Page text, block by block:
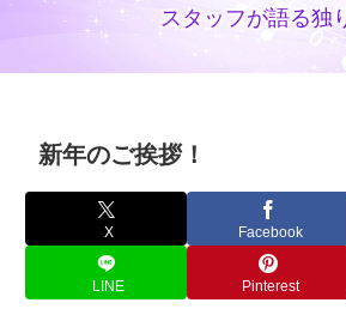
スタッフが語る独
新年のご挨拶！
X Facebook
LINE Pinterest